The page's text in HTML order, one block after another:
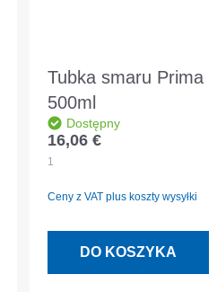
Tubka smaru Prima
500ml
Dostępny
Cena regularna:
16,06 €
1
Ceny z VAT plus koszty wysyłki
DO KOSZYKA